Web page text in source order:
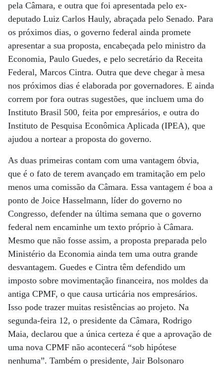
pela Câmara, e outra que foi apresentada pelo ex-
deputado Luiz Carlos Hauly, abraçada pelo Senado. Para
os próximos dias, o governo federal ainda promete
apresentar a sua proposta, encabeçada pelo ministro da
Economia, Paulo Guedes, e pelo secretário da Receita
Federal, Marcos Cintra. Outra que deve chegar à mesa
nos próximos dias é elaborada por governadores. E ainda
correm por fora outras sugestões, que incluem uma do
Instituto Brasil 500, feita por empresários, e outra do
Instituto de Pesquisa Econômica Aplicada (IPEA), que
ajudou a nortear a proposta do governo.
As duas primeiras contam com uma vantagem óbvia,
que é o fato de terem avançado em tramitação em pelo
menos uma comissão da Câmara. Essa vantagem é boa a
ponto de Joice Hasselmann, líder do governo no
Congresso, defender na última semana que o governo
federal nem encaminhe um texto próprio à Câmara.
Mesmo que não fosse assim, a proposta preparada pelo
Ministério da Economia ainda tem uma outra grande
desvantagem. Guedes e Cintra têm defendido um
imposto sobre movimentação financeira, nos moldes da
antiga CPMF, o que causa urticária nos empresários.
Isso pode trazer muitas resistências ao projeto. Na
segunda-feira 12, o presidente da Câmara, Rodrigo
Maia, declarou que a única certeza é que a aprovação de
uma nova CPMF não acontecerá “sob hipótese
nenhuma”. Também o presidente, Jair Bolsonaro